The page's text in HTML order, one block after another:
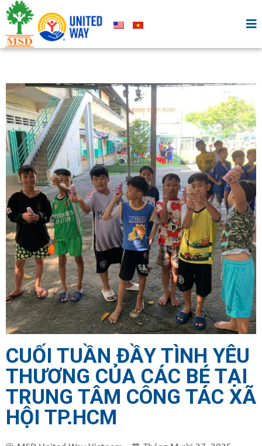
CUỐI TUẦN ĐẦY TÌNH YÊU
THƯƠNG CỦA CÁC BÉ TẠI
TRUNG TÂM CÔNG TÁC XÃ
HỘI TP.HCM